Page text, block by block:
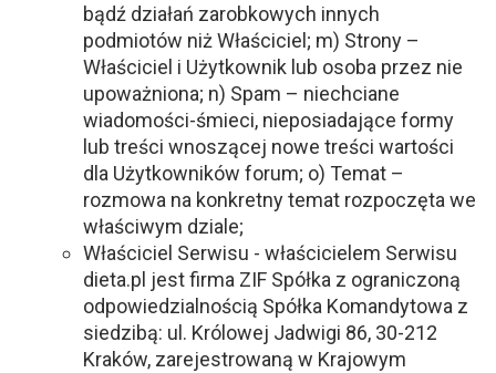
bądź działań zarobkowych innych
podmiotów niż Właściciel; m) Strony –
Właściciel i Użytkownik lub osoba przez nie
upoważniona; n) Spam – niechciane
wiadomości-śmieci, nieposiadające formy
lub treści wnoszącej nowe treści wartości
dla Użytkowników forum; o) Temat –
rozmowa na konkretny temat rozpoczęta we
właściwym dziale;
Właściciel Serwisu - właścicielem Serwisu
dieta.pl jest firma ZIF Spółka z ograniczoną
odpowiedzialnością Spółka Komandytowa z
siedzibą: ul. Królowej Jadwigi 86, 30-212
Kraków, zarejestrowaną w Krajowym